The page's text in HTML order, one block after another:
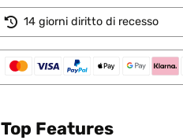
14 giorni diritto di recesso
Top Features